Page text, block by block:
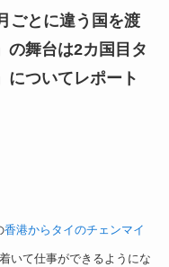
ごとに違う国を渡
の舞台は2カ国目タ
についてレポート
香港からタイのチェンマイ
いて仕事ができるようにな